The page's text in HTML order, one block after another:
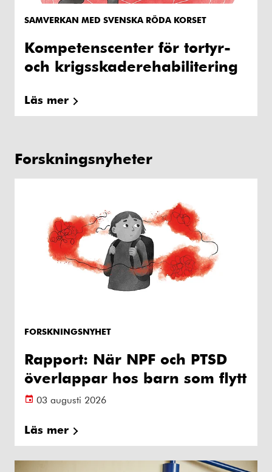
SAMVERKAN MED SVENSKA RÖDA KORSET
Kompetenscenter för tortyr-
och krigsskaderehabilitering
Läs mer
Forskningsnyheter
FORSKNINGSNYHET
Rapport: När NPF och PTSD
överlappar hos barn som flytt
03 augusti 2026
Läs mer